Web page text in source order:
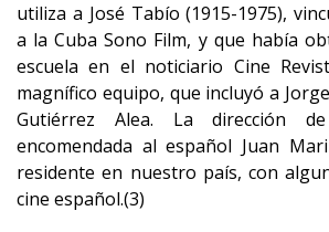
utiliza a José Tabío (1915-1975),
a la Cuba Sono Film, y que había
escuela en el noticiario Cine
magnífico equipo, que incluyó a
Gutiérrez Alea. La dirección
encomendada al español Juan
residente en nuestro país, con
cine español.(3)